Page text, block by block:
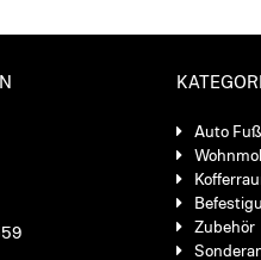
Auto
Zubehör